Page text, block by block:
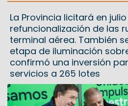
La Provincia licitará en
refuncionalización de las
terminal aérea. También
etapa de iluminación
confirmó una inversión
servicios a 265 lotes